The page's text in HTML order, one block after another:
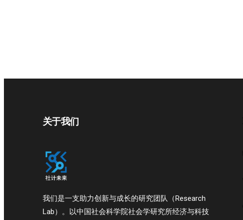
关于我们
我们是一支助力创新与成长的研究团队（Research
Lab）。以中国社会科学院社会学研究所经济与科技